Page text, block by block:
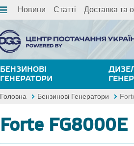
Новини Статті Доставка та
БЕНЗИНОВІ
ГЕНЕРАТОРИ
Головна Бензинові Генератори
Forte FG8000E